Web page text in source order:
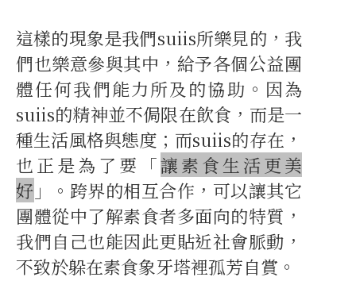
這樣的現象是我們suiis所樂見的，我
們也樂意參與其中，給予各個公益團
體任何我們能力所及的協助。因為
suiis的精神並不侷限在飲食，而是一
種生活風格與態度；而suiis的存在，
也正是為了要「讓素食生活更美
好 」。跨界的相互合作，可以讓其它
團體從中了解素食者多面向的特質，
我們自己也能因此更貼近社會脈動，
不致於躲在素食象牙塔裡孤芳自賞。